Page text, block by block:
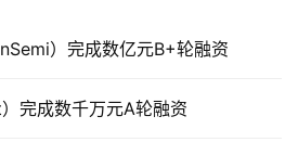
）完成数亿元B+轮融资
完成数千万元A轮融资